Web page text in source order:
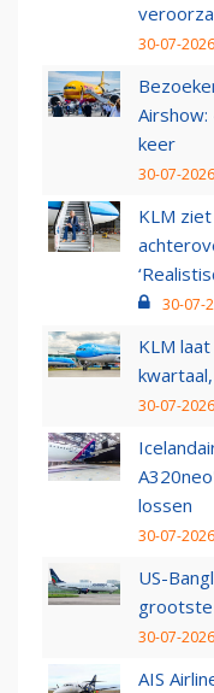
30-07-
keer
30-07-
KLM
30-07-
KLM
30-07-
lossen
30-07-
US-
30-07-
AIS